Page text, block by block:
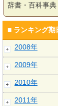
辞書・百科事典
■ ランキング期
2008年
2009年
2010年
2011年